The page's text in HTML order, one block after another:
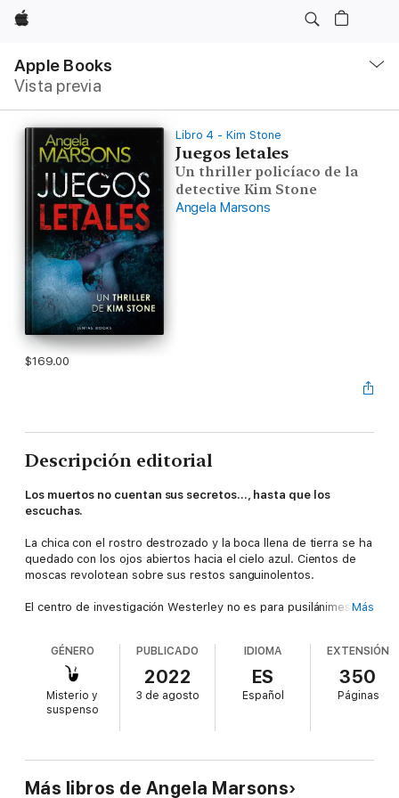
Apple
Apple Books
Vista previa
local
Abrir
Libro 4 - Kim Stone
Juegos letales
Un thriller policíaco de la
detective Kim Stone
Angela Marsons
$169.00
Descripción editorial
Los muertos no cuentan sus secretos..., hasta que los
escuchas.
La chica con el rostro destrozado y la boca llena de tierra se ha
quedado con los ojos abiertos hacia el cielo azul. Cientos de
moscas revolotean sobre sus restos sanguinolentos.
El centro de investigación Westerley no es para pusilánimes.
son despojos en diversos estados de putrefacción. Pero,
cuando la detective Kim Stone y su equipo descubren el
cadáver reciente de una joven, todo parece indicar que un
asesino ha encontrado el lugar perfecto para sepultar sus
crímenes.
tierra. Para Kim Stone y su equipo, está claro que hay un
Más
GÉNERO
Misterio y
suspenso
PUBLICADO
2022
3 de agosto
IDIOMA
ES
Español
EXTENSIÓN
350
Páginas
Más libros de Angela Marsons